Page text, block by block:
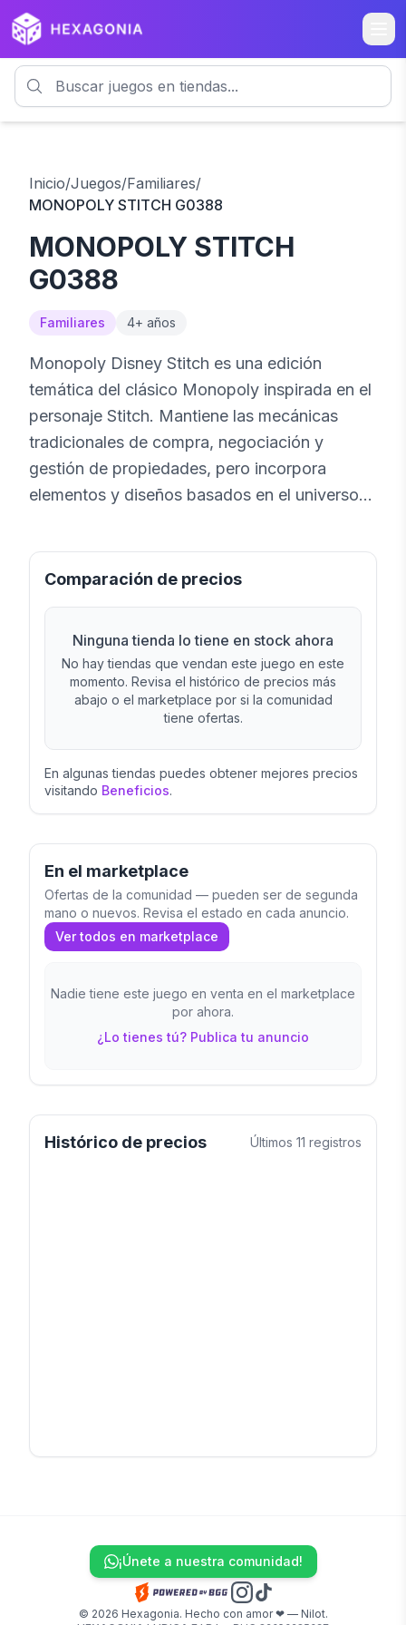
Inicio/Juegos/Familiares/
MONOPOLY STITCH G0388
MONOPOLY STITCH
G0388
Familiares 4+ años
Monopoly Disney Stitch es una edición
temática del clásico Monopoly inspirada en el
personaje Stitch. Mantiene las mecánicas
tradicionales de compra, negociación y
gestión de propiedades, pero incorpora
elementos y diseños basados en el universo
Comparación de precios
Ninguna tienda lo tiene en stock ahora
No hay tiendas que vendan este juego en este
momento. Revisa el histórico de precios más
abajo o el marketplace por si la comunidad
tiene ofertas.
En algunas tiendas puedes obtener mejores precios
visitando Beneficios.
En el marketplace
Ofertas de la comunidad — pueden ser de segunda
mano o nuevos. Revisa el estado en cada anuncio.
Ver todos en marketplace
Nadie tiene este juego en venta en el marketplace
por ahora.
¿Lo tienes tú? Publica tu anuncio
Histórico de precios Últimos 11 registros
© 2026 Hexagonia. Hecho con amor ❤ — Nilot.
¡Únete a nuestra comunidad!